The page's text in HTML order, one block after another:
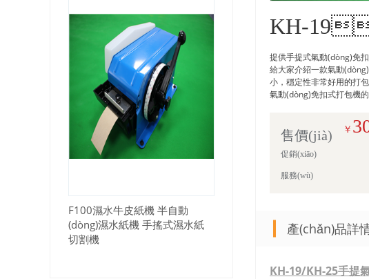
KH-
提供手提式氣動(dòng)免扣
給大家介紹一款氣動
小，穩定性非常好用的打
氣動(dòng)免扣式打包機的3倍
售價(jià) ￥
促銷(xiāo)
服務(wù)
產(chǎn)品詳
KH-19/KH-25手提
F100濕水牛皮紙機 半自動
(dòng)濕水紙機 手搖式濕水紙
切割機